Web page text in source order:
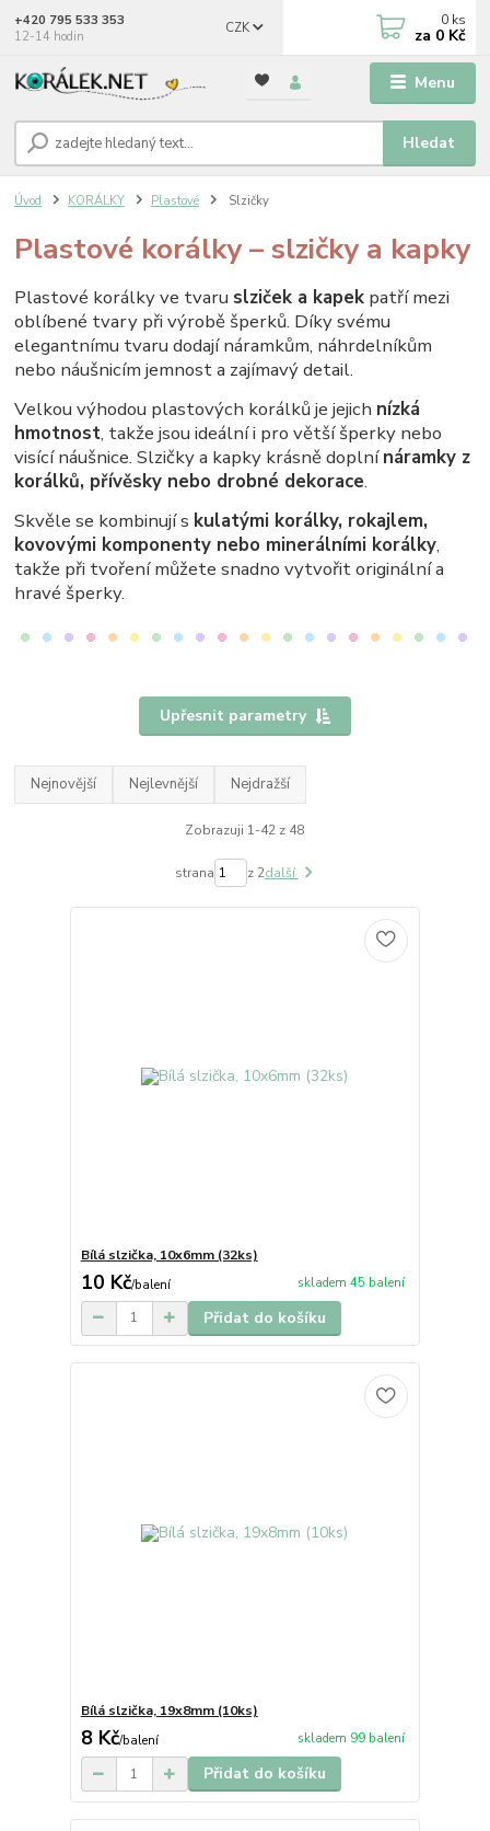
Menu
CZK
Hledat
+420 795 533 353
12-14 hodin
0 ks
za 0 Kč
Úvod KORÁLKY Plastové Slzičky
Plastové korálky – slzičky a kapky
Plastové korálky ve tvaru slziček a kapek patří mezi
oblíbené tvary při výrobě šperků. Díky svému
elegantnímu tvaru dodají náramkům, náhrdelníkům
nebo náušnicím jemnost a zajímavý detail.
Velkou výhodou plastových korálků je jejich nízká
hmotnost, takže jsou ideální i pro větší šperky nebo
visící náušnice. Slzičky a kapky krásně doplnínáramky z
korálků, přívěsky nebo drobné dekorace.
Skvěle se kombinují s kulatými korálky, rokajlem,
kovovými komponenty nebo minerálními korálky,
takže při tvoření můžete snadno vytvořit originální a
hravé šperky.
Upřesnit parametry
Nejnovější Nejlevnější Nejdražší
Zobrazuji 1-42 z 48
strana z 2další
Bílá slzička, 10x6mm (32ks)
10 Kč/balení skladem 45 balení
Přidat do košíku
Bílá slzička, 19x8mm (10ks)
8 Kč/balení skladem 99 balení
Přidat do košíku